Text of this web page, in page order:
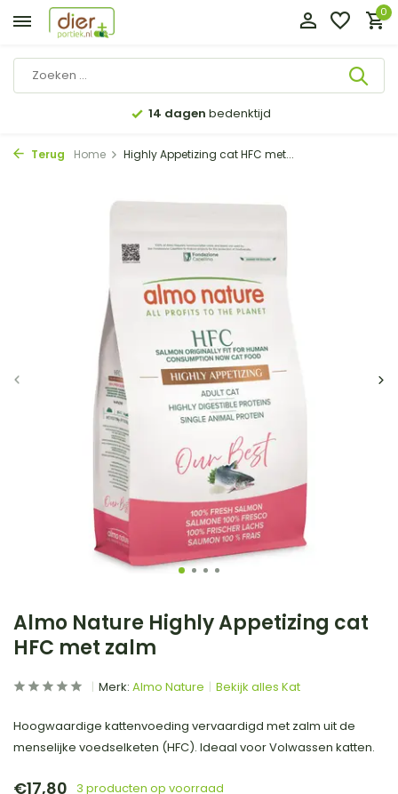
0
14 dagen bedenktijd
Terug Home Highly Appetizing cat HFC met...
Almo Nature Highly Appetizing cat
HFC met zalm
Merk: Almo Nature Bekijk alles Kat
Hoogwaardige kattenvoeding vervaardigd met zalm uit de
menselijke voedselketen (HFC). Ideaal voor Volwassen katten.
€17,80 3 producten op voorraad